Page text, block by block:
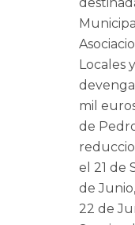
Locales
mil
de
el 21 de
de
22 de